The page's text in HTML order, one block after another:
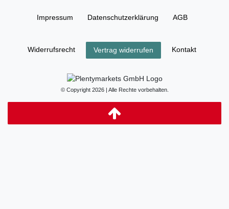
Impressum Daten­schutz­erklärung AGB
Widerrufs­recht Vertrag widerrufen Kontakt
© Copyright 2026 | Alle Rechte vorbehalten.